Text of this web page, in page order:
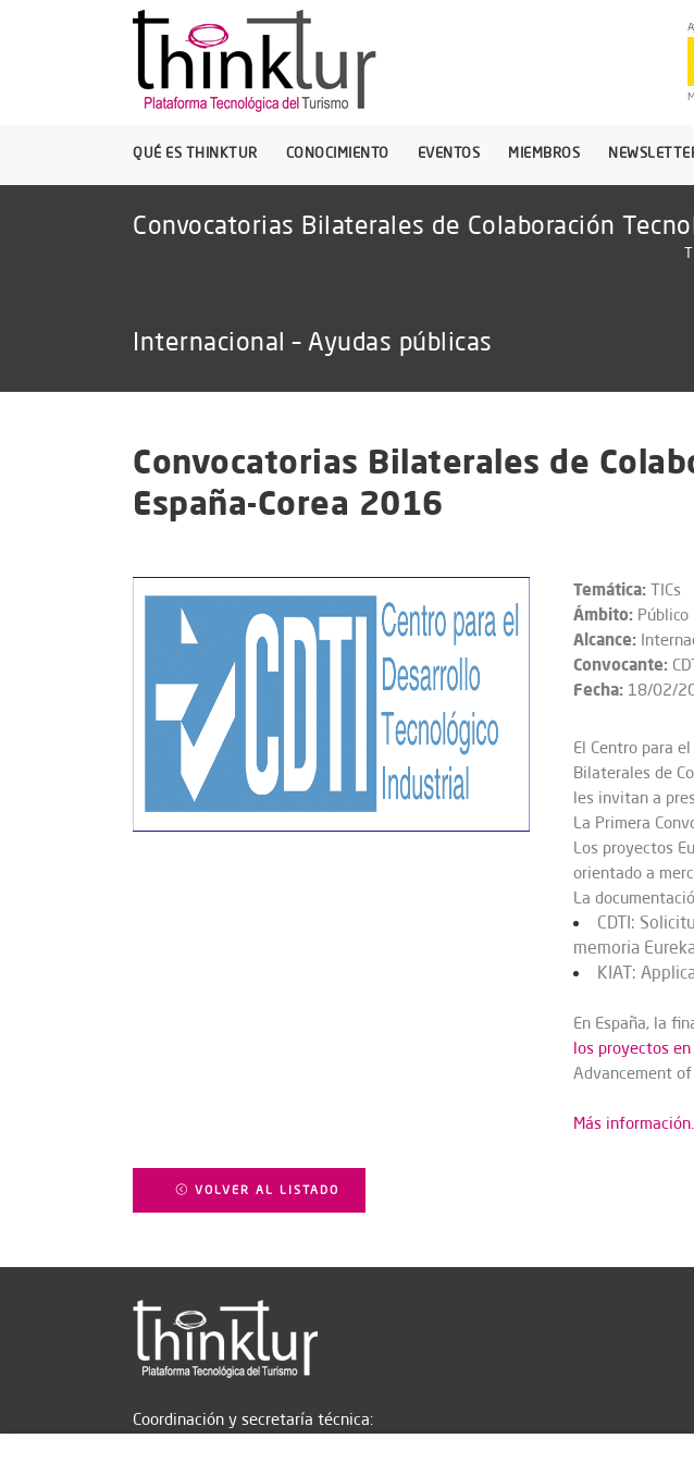
QUÉ ES THINKTUR CONOCIMIENTO EVENTOS MIEMBROS
Convocatorias Bilaterales de Colaboración
Internacional – Ayudas públicas
Convocatorias Bilaterales de
España-Corea 2016
Temática: TICs
Ámbito: Público
Alcance:
Convocante:
Fecha: 18/02/
El Centro para
Bilaterales de
les invitan a
La Primera
Los proyectos
orientado a
La
CDTI:
memoria
KIAT:
En España, la
los proyectos
Advancement of
Más información.
VOLVER AL LISTADO
Coordinación y secretaría técnica: